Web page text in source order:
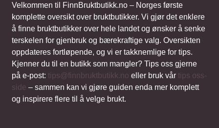
Velkommen til FinnBruktbutikk.no – Norges første
komplette oversikt over bruktbutikker. Vi gjør det enklere
å finne bruktbutikker over hele landet og ønsker å senke
terskelen for gjenbruk og bærekraftige valg. Oversikten
oppdateres fortløpende, og vi er takknemlige for tips.
Kjenner du til en butikk som mangler? Tips oss gjerne
på e-post: tips@finnbruktbutikk.no eller bruk vår tips oss-
side – sammen kan vi gjøre guiden enda mer komplett
og inspirere flere til å velge brukt.